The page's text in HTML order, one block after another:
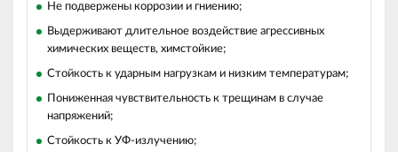
Не подвержены коррозии и гниению;
Выдерживают длительное воздействие агрессивных
химических веществ, химстойкие;
Стойкость к ударным нагрузкам и низким температурам;
Пониженная чувствительность к трещинам в случае
напряжений;
Стойкость к УФ-излучению;